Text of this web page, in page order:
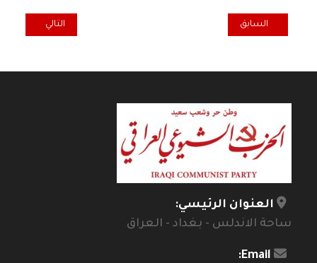
المقال السابق: تعزية المكتب السياسي للسيد مجيد الحاج حمود بوفاة
السابق المقال التالي:
التالي
العنوان الرئيسي:
ساحة الاندلس - بغداد - العراق
Email: